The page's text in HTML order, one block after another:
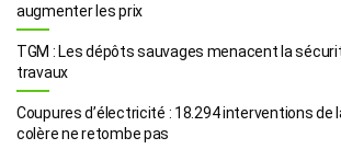
augmenter les prix
TGM : Les dépôts sauvages menacent la
travaux
Coupures d’électricité : 18.294 interventions de
colère ne retombe pas